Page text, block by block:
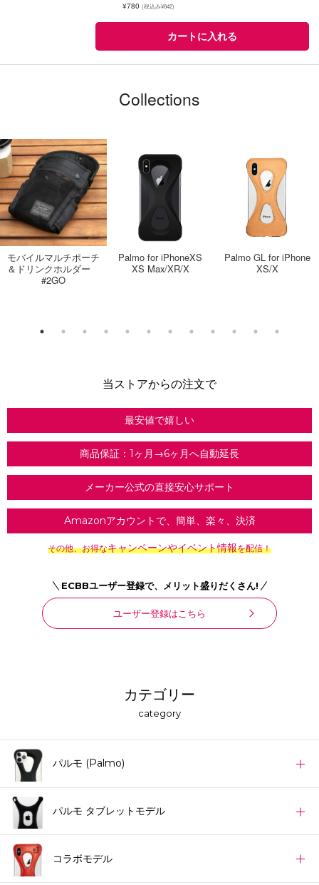
¥780 (税込み¥842)
Collections
モバイルマルチポーチ
＆ドリンクホルダー
#2GO
Palmo for iPhoneXS
XS Max/XR/X
Palmo GL for iPhone
XS/X
当ストアからの注文で
最安値で嬉しい
商品保証：1ヶ月→6ヶ月へ自動延長
メーカー公式の直接安心サポート
Amazonアカウントで、簡単、楽々、決済
その他、お得なキャンペーンやイベント情報を配信！
ECBBユーザー登録で、メリット盛りだくさん!
ユーザー登録はこちら
カテゴリー
category
パルモ (Palmo)
パルモ タブレットモデル
コラボモデル